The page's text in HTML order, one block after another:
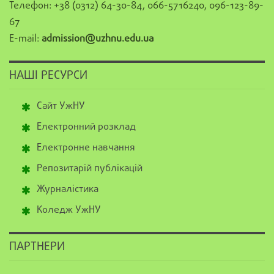
Телефон: +38 (0312) 64-30-84, 066-5716240, 096-123-89-
67
E-mail: admission@uzhnu.edu.ua
НАШІ РЕСУРСИ
Сайт УжНУ
Електронний розклад
Електронне навчання
Репозитарій публікацій
Журналістика
Коледж УжНУ
ПАРТНЕРИ